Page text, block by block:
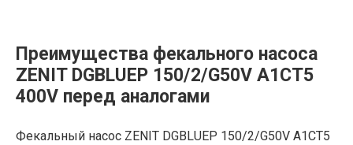
Преимущества фекального насоса
ZENIT DGBLUEP 150/2/G50V A1CT5
400V перед аналогами
Фекальный насос ZENIT DGBLUEP 150/2/G50V A1CT5